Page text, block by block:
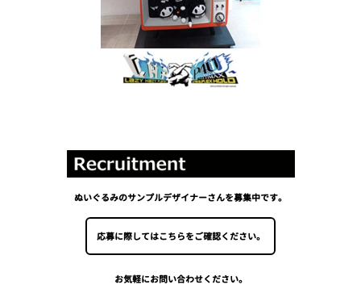
ぬいぐるみのサンプルデザイナーさんを募集中です。
応募に際してはこちらをご確認ください。
お気軽にお問い合わせください。